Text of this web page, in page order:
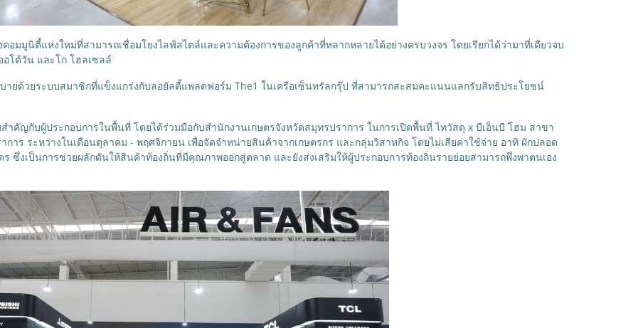
อมมูนิตี้แห่งใหม่ที่สามารถเชื่อมโยงไลฟ์สไตล์และความต้องการของลูกค้าที่หลากหลายได้อย่างครบวงจร โดยเรียกได้ว่ามาที่เดียวจบ
อโต้วัน และโก โฮลเซลล์
ายด้วยระบบสมาชิกที่แข็งแกร่งกับลอยัลตี้แพลตฟอร์ม The1 ในเครือเซ็นทรัลกรุ๊ป ที่สามารถสะสมคะแนนแลกรับสิทธิประโยชน์
ำคัญกับผู้ประกอบการในพื้นที่ โดยได้ร่วมมือกับสำนักงานเกษตรจังหวัดสมุทรปราการ ในการเปิดพื้นที่ ไทวัสดุ x บีเอ็นบี โฮม สาขา
าร ระหว่างในเดือนตุลาคม - พฤศจิกายน เพื่อจัดจำหน่ายสินค้าจากเกษตรกร และกลุ่มวิสาหกิจ โดยไม่เสียค่าใช้จ่าย อาทิ ผักปลอด
งเป็นการช่วยผลักดันให้สินค้าท้องถิ่นที่มีคุณภาพออกสู่ตลาด และยังส่งเสริมให้ผู้ประกอบการท้องถิ่นรายย่อยสามารถพึ่งพาตนเอง